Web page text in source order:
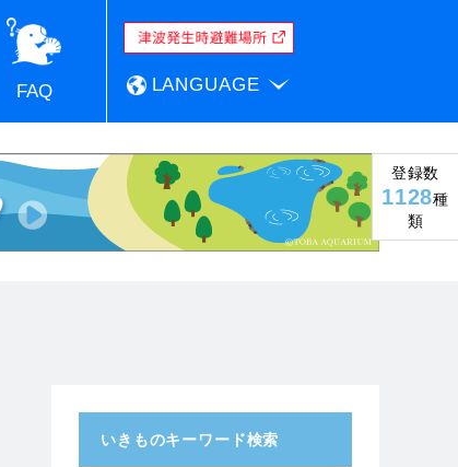
FAQ LANGUAGE
登録数
1128種
類
いきものキーワード検索